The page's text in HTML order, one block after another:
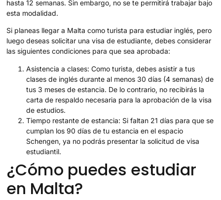
hasta 12 semanas. Sin embargo, no se te permitirá trabajar bajo
esta modalidad.
Si planeas llegar a Malta como turista para estudiar inglés, pero
luego deseas solicitar una visa de estudiante, debes considerar
las siguientes condiciones para que sea aprobada:
Asistencia a clases: Como turista, debes asistir a tus
clases de inglés durante al menos 30 días (4 semanas) de
tus 3 meses de estancia. De lo contrario, no recibirás la
carta de respaldo necesaria para la aprobación de la visa
de estudios.
Tiempo restante de estancia: Si faltan 21 días para que se
cumplan los 90 días de tu estancia en el espacio
Schengen, ya no podrás presentar la solicitud de visa
estudiantil.
¿Cómo puedes estudiar
en Malta?